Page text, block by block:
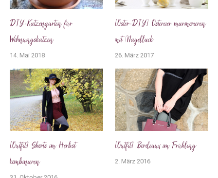
DIY-Katzengarten für
Wohnungskatzen
14. Mai 2018
[Oster-DIY] Ostereier marmorieren
mit Nagellack
26. März 2017
[Outfit] Shorts im Herbst
kombinieren
[Outfit] Bordeaux im Frühling
2. März 2016